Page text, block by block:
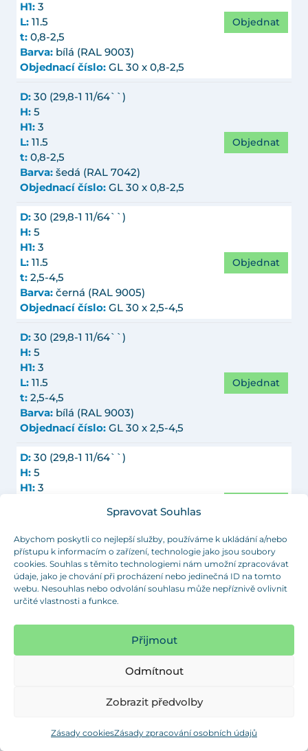
Spravovat Souhlas
Abychom poskytli co nejlepší služby, používáme k ukládání a/nebo
přístupu k informacím o zařízení, technologie jako jsou soubory
cookies. Souhlas s těmito technologiemi nám umožní zpracovávat
údaje, jako je chování při procházení nebo jedinečná ID na tomto
webu. Nesouhlas nebo odvolání souhlasu může nepříznivě ovlivnit
určité vlastnosti a funkce.
Přijmout
Odmítnout
Zobrazit předvolby
Zásady cookiesZásady zpracování osobních údajů
H1: 3
L: 11.5
t: 0,8-2,5
Barva: bílá (RAL 9003)
Objednací číslo: GL 30 x 0,8-2,5
Objednat
D: 30 (29,8-1 11/64``)
H: 5
H1: 3
L: 11.5
t: 0,8-2,5
Barva: šedá (RAL 7042)
Objednací číslo: GL 30 x 0,8-2,5
Objednat
D: 30 (29,8-1 11/64``)
H: 5
H1: 3
L: 11.5
t: 2,5-4,5
Barva: černá (RAL 9005)
Objednací číslo: GL 30 x 2,5-4,5
Objednat
D: 30 (29,8-1 11/64``)
H: 5
H1: 3
L: 11.5
t: 2,5-4,5
Barva: bílá (RAL 9003)
Objednací číslo: GL 30 x 2,5-4,5
Objednat
D: 30 (29,8-1 11/64``)
H: 5
H1: 3
Barva:
šedá (RAL 7042)
Objednací číslo: GL 30 x 2,5-4,5
D: 32 (31,8-1 1/4``)
H: 5
H1: 3
L: 11.5
Barva: černá (RAL 9005)
GL 32 x 0,8-3
Objednat
32 (31,8-1 1/4``)